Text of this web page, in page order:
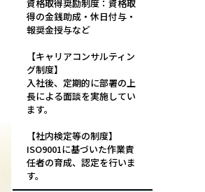
資格取得奨励制度：資格取
得の金銭助成・休日付与・
報奨金授与など
【キャリアコンサルティン
グ制度】
入社後、定期的に部署の上
長による面談を実施してい
ます。
【社内検定等の制度】
ISO9001に基づいた作業責
任者の育成、認定を行いま
す。